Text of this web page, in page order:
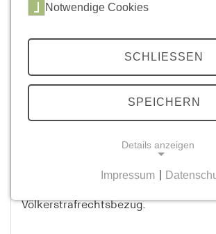
© privat
Gerd Hankel
Dr. Gerd Hankel ist Völkerrechtler und
Jahrzehnte in und über Ostafrika
ist Mitglied im Arbeitskreis
Völkerstrafrechtsbezug.
Notwendige Cookies
SCHLIESSEN
SPEICHERN
Details anzeigen
Notwendige Cookies helfen dabei,
Impressum